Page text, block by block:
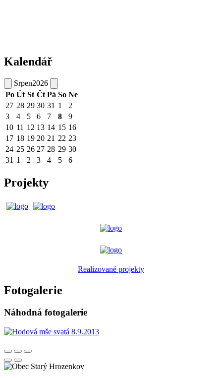
Kalendář
Srpen2026
Po Út St Čt Pá So Ne
27 28 29 30 31 1
2
3
4 5 6 7 8
9
10 11 12 13 14 15 16
17 18 19 20 21 22 23
24 25 26 27 28 29 30
31 1 2 3 4 5 6
Projekty
Realizované projekty
Fotogalerie
Náhodná fotogalerie